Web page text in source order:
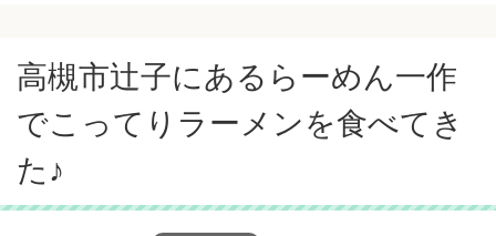
高槻市辻子にあるらーめん一作
でこってりラーメンを食べてき
た♪